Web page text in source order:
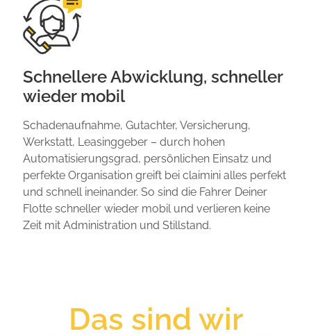
Schnellere Abwicklung, schneller
wieder mobil
Schadenaufnahme, Gutachter, Versicherung,
Werkstatt, Leasinggeber – durch hohen
Automatisierungsgrad, persönlichen Einsatz und
perfekte Organisation greift bei claimini alles perfekt
und schnell ineinander. So sind die Fahrer Deiner
Flotte schneller wieder mobil und verlieren keine
Zeit mit Administration und Stillstand.
Das sind wir